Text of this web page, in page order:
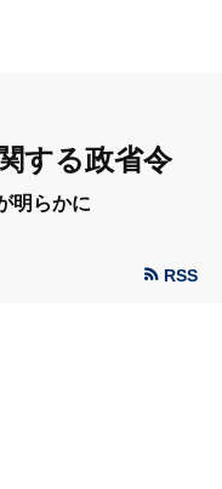
する政省令
明らかに
RSS